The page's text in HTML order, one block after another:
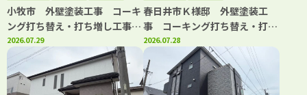
小牧市 外壁塗装工事 コーキ
ング打ち替え・打ち増し工事
屋根カバー工事 防水工事
2026.07.29
春日井市Ｋ様邸 外壁塗装工
事 コーキング打ち替え・打ち
増し工事 バルコニートップコ
ート工事
2026.07.28